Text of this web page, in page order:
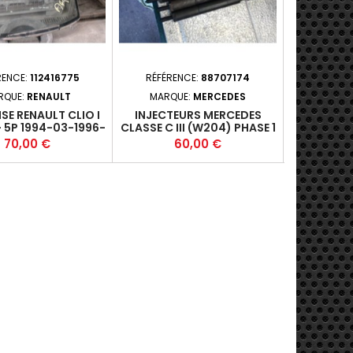
112416775
RENAULT
RENAULT CLIO I
5P 1994-03-1996-
03 +
Prix
70,00 €
RÉFÉRENCE: 88707174
MARQUE: MERCEDES
INJECTEURS MERCEDES
CLASSE C III (W204) PHASE 1
- 4P 2007-01-2010-12
2.2CDI 165 220 FAP (120KW)
- 646811 - A5 EJBR042010*
Prix
60,00 €
UNITÉ DE
ASTRA V
2015-
TURBO
/ LE2 - A6